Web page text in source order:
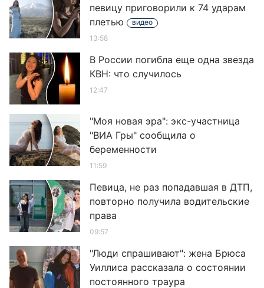
певицу приговорили к 74 ударам
плетью
видео
13:58
В России погибла еще одна звезда
КВН: что случилось
12:47
"Моя новая эра": экс-участница
"ВИА Гры" сообщила о
беременности
11:59
Певица, не раз попадавшая в ДТП,
повторно получила водительские
права
09:57
"Люди спрашивают": жена Брюса
Уиллиса рассказала о состоянии
постоянного траура